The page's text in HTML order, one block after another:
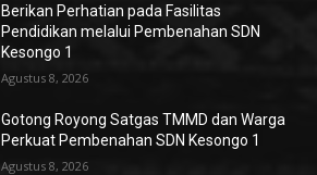
Berikan Perhatian pada Fasilitas
Pendidikan melalui Pembenahan SDN
Kesongo 1
Agustus 8, 2026
Gotong Royong Satgas TMMD dan Warga
Perkuat Pembenahan SDN Kesongo 1
Agustus 8, 2026